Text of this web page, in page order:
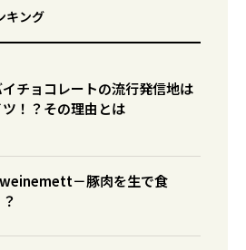
キング
イチョコレートの流行発信地は
ツ！？その理由とは
－豚肉を生で食